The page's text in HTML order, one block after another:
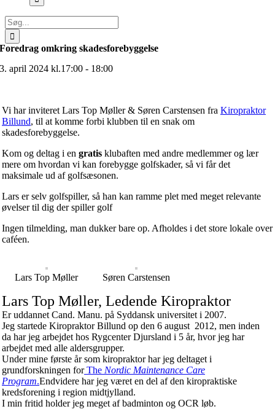
Søg
efter:
Foredrag omkring skadesforebyggelse
3. april 2024 kl.17:00 - 18:00
Vi har inviteret Lars Top Møller & Søren Carstensen fra Kiropraktor
Billund, til at komme forbi klubben til en snak om
skadesforebyggelse.
Kom og deltag i en gratis klubaften med andre medlemmer og lær
mere om hvordan vi kan forebygge golfskader, så vi får det
maksimale ud af golfsæsonen.
Lars er selv golfspiller, så han kan ramme plet med meget relevante
øvelser til dig der spiller golf
Ingen tilmelding, man dukker bare op. Afholdes i det store lokale over
caféen.
Lars Top Møller Søren Carstensen
Lars Top Møller, Ledende Kiropraktor
Er uddannet Cand. Manu. på Syddansk universitet i 2007.
Jeg startede Kiropraktor Billund op den 6 august 2012, men inden
da har jeg arbejdet hos Rygcenter Djursland i 5 år, hvor jeg har
arbejdet med alle aldersgrupper.
Under mine første år som kiropraktor har jeg deltaget i
grundforskningen forThe Nordic Maintenance Care
Program.Endvidere har jeg været en del af den kiropraktiske
kredsforening i region midtjylland.
I min fritid holder jeg meget af badminton og OCR løb.